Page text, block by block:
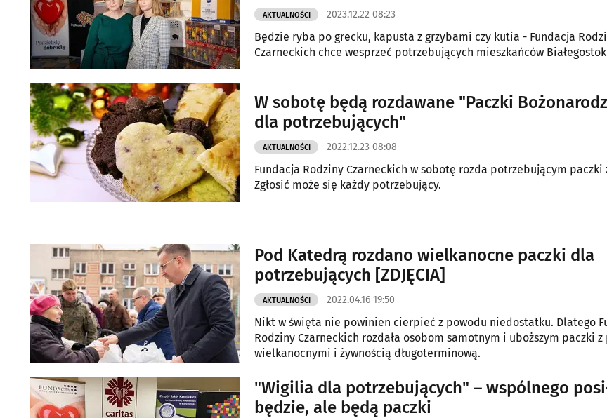
AKTUALNOŚCI 2023.12.22 08:23
Będzie ryba po grecku, kapusta z grzybami czy kutia - Fundacja
Czarneckich chce wesprzeć potrzebujących mieszkańców
W sobotę będą rozdawane "Paczki
dla potrzebujących"
AKTUALNOŚCI 2022.12.23 08:08
Fundacja Rodziny Czarneckich w sobotę rozda potrzebującym paczki
Zgłosić może się każdy potrzebujący.
Pod Katedrą rozdano wielkanocne paczki dla
potrzebujących [ZDJĘCIA]
AKTUALNOŚCI 2022.04.16 19:50
Nikt w święta nie powinien cierpieć z powodu niedostatku. Dlatego
Rodziny Czarneckich rozdała osobom samotnym i uboższym paczki z
wielkanocnymi i żywnością długoterminową.
"Wigilia dla potrzebujących" – wspólnego
będzie, ale będą paczki